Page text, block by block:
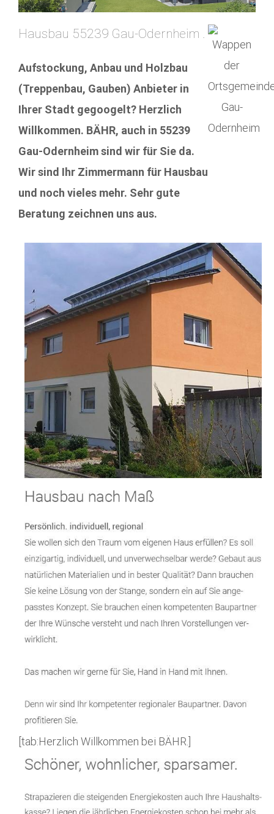
Hausbau 55239 Gau-Odernheim .
Aufstockung, Anbau und Holzbau
(Treppenbau, Gauben) Anbieter in
Ihrer Stadt gegoogelt? Herzlich
Willkommen. BÄHR, auch in 55239
Gau-Odernheim sind wir für Sie da.
Wir sind Ihr Zimmermann für Hausbau
und noch vieles mehr. Sehr gute
Beratung zeichnen uns aus.
[tab:Herzlich Willkommen bei BÄHR.]